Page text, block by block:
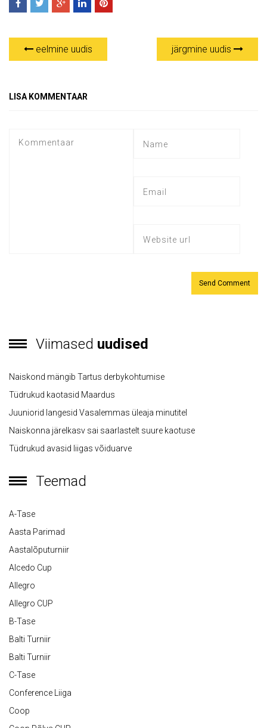
eelmine uudis järgmine uudis
LISA KOMMENTAAR
Viimased uudised
Naiskond mängib Tartus derbykohtumise
Tüdrukud kaotasid Maardus
Juuniorid langesid Vasalemmas üleaja minutitel
Naiskonna järelkasv sai saarlastelt suure kaotuse
Tüdrukud avasid liigas võiduarve
Teemad
A-Tase
Aasta Parimad
Aastalõputurniir
Alcedo Cup
Allegro
Allegro CUP
B-Tase
Balti Turniir
Balti Turniir
C-Tase
Conference Liiga
Coop